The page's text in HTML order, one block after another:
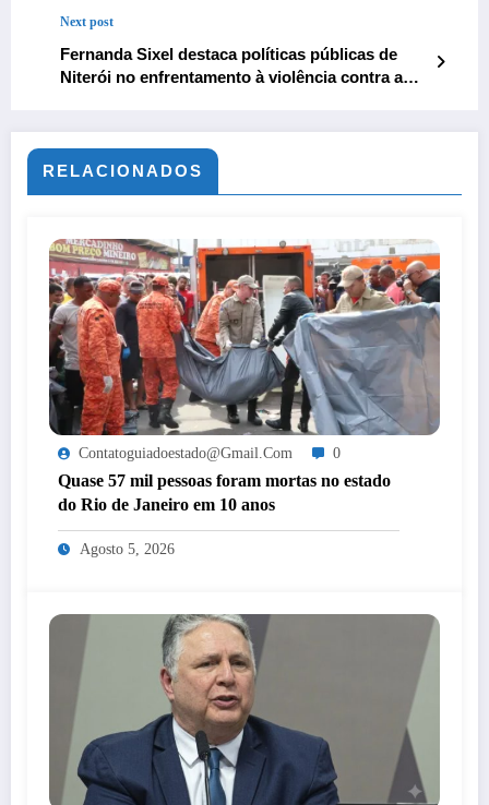
Next post
Fernanda Sixel destaca políticas públicas de
Niterói no enfrentamento à violência contra a
RELACIONADOS
Contatoguiadoestado@gmail.com 0
Quase 57 mil pessoas foram mortas no estado
do Rio de Janeiro em 10 anos
Agosto 5, 2026